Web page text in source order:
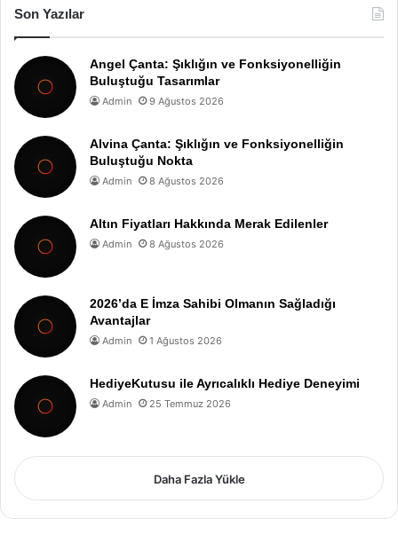
Son Yazılar
Angel Çanta: Şıklığın ve Fonksiyonelliğin
Buluştuğu Tasarımlar
Admin 9 Ağustos 2026
Alvina Çanta: Şıklığın ve Fonksiyonelliğin
Buluştuğu Nokta
Admin 8 Ağustos 2026
Altın Fiyatları Hakkında Merak Edilenler
Admin 8 Ağustos 2026
2026’da E İmza Sahibi Olmanın Sağladığı
Avantajlar
Admin 1 Ağustos 2026
HediyeKutusu ile Ayrıcalıklı Hediye Deneyimi
Admin 25 Temmuz 2026
Daha Fazla Yükle